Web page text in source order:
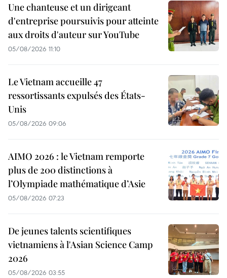
Une chanteuse et un dirigeant
d'entreprise poursuivis pour atteinte
aux droits d'auteur sur YouTube
05/08/2026 11:10
Le Vietnam accueille 47
ressortissants expulsés des États-
Unis
05/08/2026 09:06
AIMO 2026 : le Vietnam remporte
plus de 200 distinctions à
l’Olympiade mathématique d’Asie
05/08/2026 07:23
De jeunes talents scientifiques
vietnamiens à l'Asian Science Camp
2026
05/08/2026 03:55